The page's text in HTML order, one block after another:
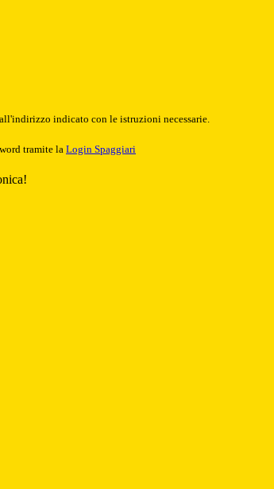
indicato con le istruzioni necessarie.
tramite la Login Spaggiari